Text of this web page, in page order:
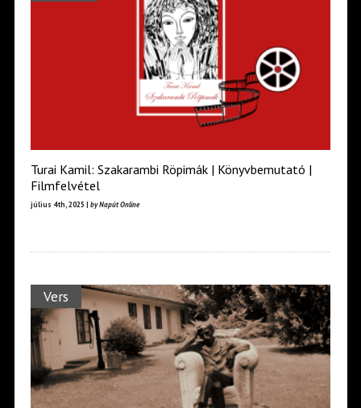
Turai Kamil: Szakarambi Röpimák | Könyvbemutató |
Filmfelvétel
július 4th, 2025 | by Napút Online
Vers